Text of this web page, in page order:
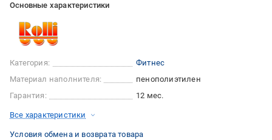
Основные характеристики
Категория:
Фитнес
Материал наполнителя:
пенополиэтилен
Гарантия:
12 мес.
Все характеристики
Условия обмена и возврата товара